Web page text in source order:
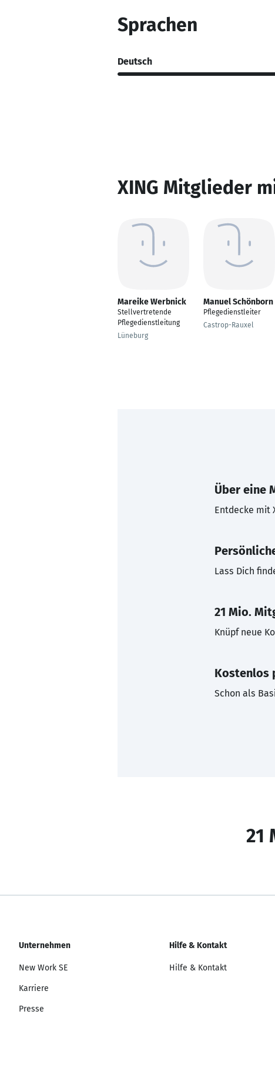
Sprachen
Deutsch
XING Mitglieder
Mareike Werbnick
Stellvertretende
Pflegedienstleitung
Lüneburg
Manuel Schönborn
Pflegedienstleiter
Castrop-Rauxel
Über eine
Entdecke mit
Lass Dich
21 Mio.
Knüpf neue
Kostenlos
Schon als
21
Unternehmen
New Work SE
Karriere
Presse
Hilfe & Kontakt
Hilfe & Kontakt